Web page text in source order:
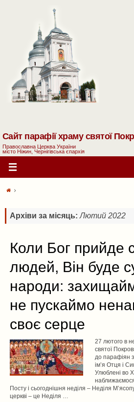
Сайт парафії храму святої
Православна Церква України
місто Ніжин, Чернігівська єпархія
Архіви за місяць:Лютий 2022
Коли Бог прийде
людей, Він буде
народи:
не пускаймо
своє серце
27 лютого в
святої
до парафіян
ім’я Отця і
Улюблені во
Посту і сьогоднішня неділя – Неділя
церкві – це Неділя …